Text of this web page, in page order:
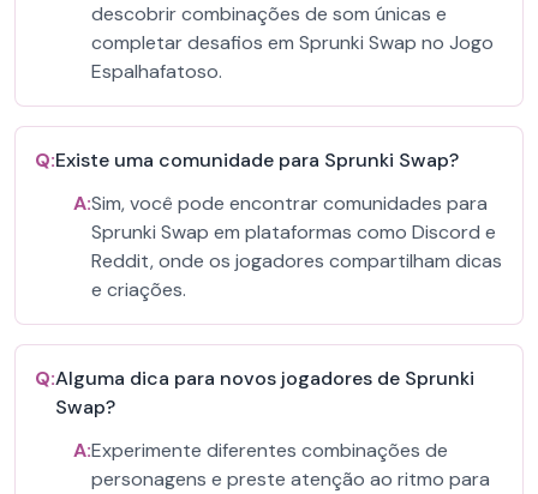
descobrir combinações de som únicas e
completar desafios em Sprunki Swap no Jogo
Espalhafatoso.
Q:Existe uma comunidade para Sprunki Swap?
A:Sim, você pode encontrar comunidades para
Sprunki Swap em plataformas como Discord e
Reddit, onde os jogadores compartilham dicas
e criações.
Q:Alguma dica para novos jogadores de Sprunki
Swap?
A:Experimente diferentes combinações de
personagens e preste atenção ao ritmo para